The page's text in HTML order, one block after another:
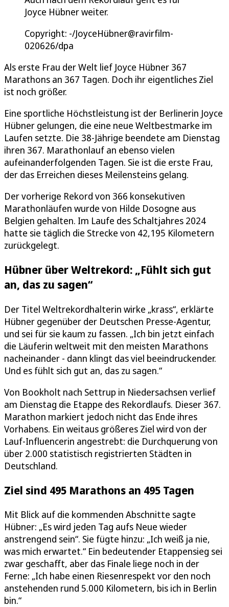
Joyce Hübner weiter.
Copyright: -/JoyceHübner@ravirfilm-
020626/dpa
Als erste Frau der Welt lief Joyce Hübner 367
Marathons an 367 Tagen. Doch ihr eigentliches Ziel
ist noch größer.
Eine sportliche Höchstleistung ist der Berlinerin Joyce
Hübner gelungen, die eine neue Weltbestmarke im
Laufen setzte. Die 38-Jährige beendete am Dienstag
ihren 367. Marathonlauf an ebenso vielen
aufeinanderfolgenden Tagen. Sie ist die erste Frau,
der das Erreichen dieses Meilensteins gelang.
Der vorherige Rekord von 366 konsekutiven
Marathonläufen wurde von Hilde Dosogne aus
Belgien gehalten. Im Laufe des Schaltjahres 2024
hatte sie täglich die Strecke von 42,195 Kilometern
zurückgelegt.
Hübner über Weltrekord: „Fühlt sich gut
an, das zu sagen“
Der Titel Weltrekordhalterin wirke „krass“, erklärte
Hübner gegenüber der Deutschen Presse-Agentur,
und sei für sie kaum zu fassen. „Ich bin jetzt einfach
die Läuferin weltweit mit den meisten Marathons
nacheinander - dann klingt das viel beeindruckender.
Und es fühlt sich gut an, das zu sagen.“
Von Bookholt nach Settrup in Niedersachsen verlief
am Dienstag die Etappe des Rekordlaufs. Dieser 367.
Marathon markiert jedoch nicht das Ende ihres
Vorhabens. Ein weitaus größeres Ziel wird von der
Lauf-Influencerin angestrebt: die Durchquerung von
über 2.000 statistisch registrierten Städten in
Deutschland.
Ziel sind 495 Marathons an 495 Tagen
Mit Blick auf die kommenden Abschnitte sagte
Hübner: „Es wird jeden Tag aufs Neue wieder
anstrengend sein“. Sie fügte hinzu: „Ich weiß ja nie,
was mich erwartet.“ Ein bedeutender Etappensieg sei
zwar geschafft, aber das Finale liege noch in der
Ferne: „Ich habe einen Riesenrespekt vor den noch
anstehenden rund 5.000 Kilometern, bis ich in Berlin
bin.“